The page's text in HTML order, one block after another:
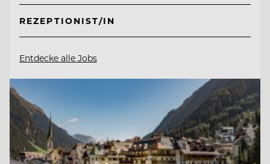
REZEPTIONIST/IN
Entdecke alle Jobs